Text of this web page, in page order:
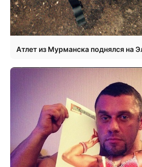
Атлет из Мурманска поднялся на